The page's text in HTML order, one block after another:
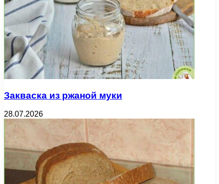
Закваска из ржаной муки
28.07.2026